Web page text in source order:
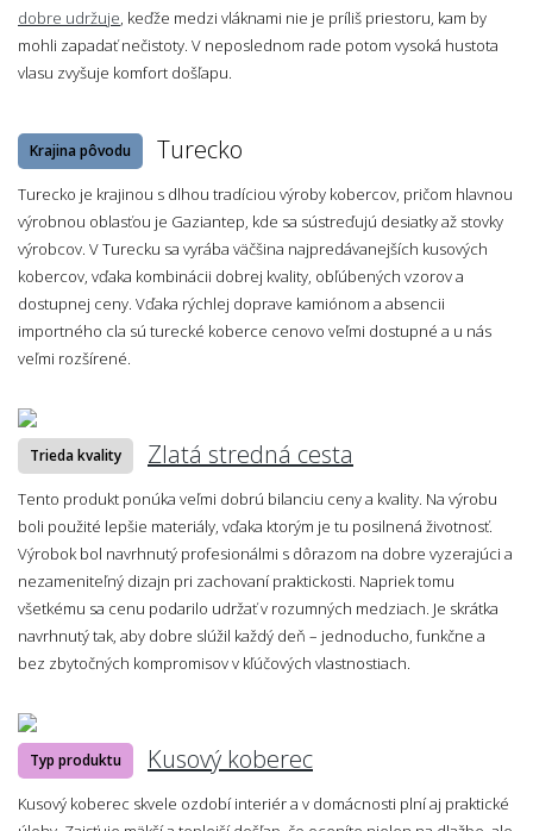
dobre udržuje , keďže medzi vláknami nie je príliš priestoru, kam by
mohli zapadať nečistoty. V neposlednom rade potom vysoká hustota
vlasu zvyšuje komfort došľapu.
Krajina pôvodu Turecko
Turecko je krajinou s dlhou tradíciou výroby kobercov, pričom hlavnou
výrobnou oblasťou je Gaziantep, kde sa sústreďujú desiatky až stovky
výrobcov. V Turecku sa vyrába väčšina najpredávanejších kusových
kobercov, vďaka kombinácii dobrej kvality, obľúbených vzorov a
dostupnej ceny. Vďaka rýchlej doprave kamiónom a absencii
importného cla sú turecké koberce cenovo veľmi dostupné a u nás
veľmi rozšírené.
Trieda kvality Zlatá stredná cesta
Tento produkt ponúka veľmi dobrú bilanciu ceny a kvality. Na výrobu
boli použité lepšie materiály, vďaka ktorým je tu posilnená životnosť.
Výrobok bol navrhnutý profesionálmi s dôrazom na dobre vyzerajúci a
nezameniteľný dizajn pri zachovaní praktickosti. Napriek tomu
všetkému sa cenu podarilo udržať v rozumných medziach. Je skrátka
navrhnutý tak, aby dobre slúžil každý deň – jednoducho, funkčne a
bez zbytočných kompromisov v kľúčových vlastnostiach.
Typ produktu Kusový koberec
Kusový koberec skvele ozdobí interiér a v domácnosti plní aj praktické